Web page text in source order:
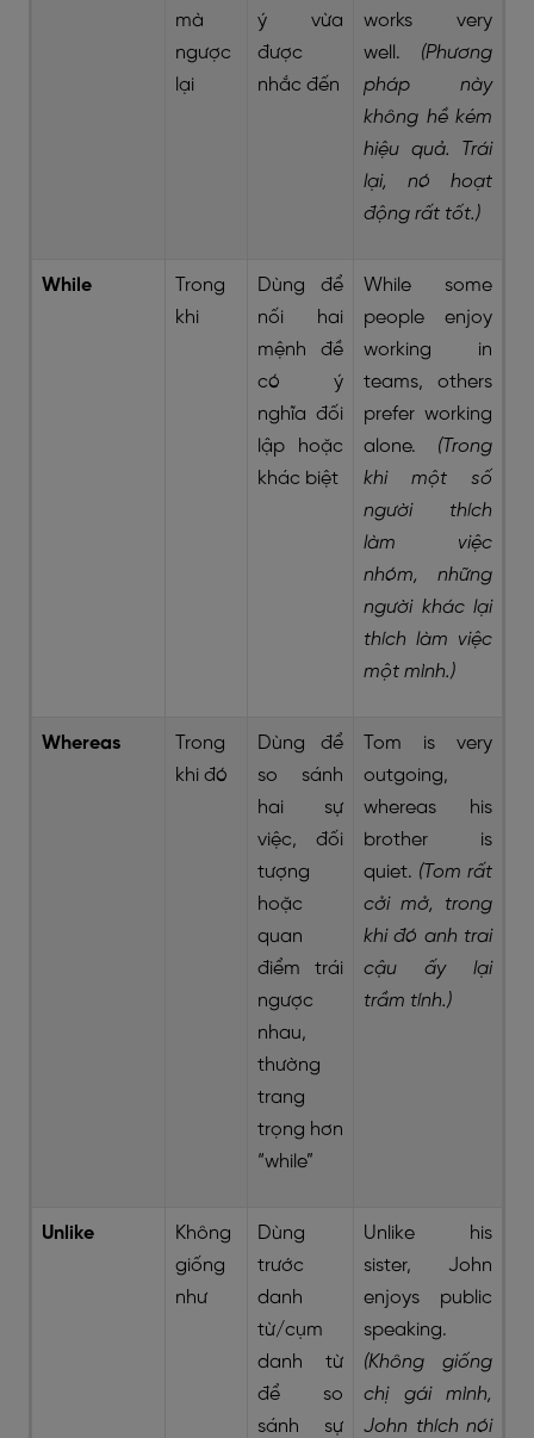
mà
ngược
lại
ý vừa
được
nhắc đến
works very
well. (Phương
pháp này
không hề kém
hiệu quả. Trái
lại, nó hoạt
động rất tốt.)
While
Trong
khi
Dùng để
nối hai
mệnh đề
có ý
nghĩa đối
lập hoặc
khác biệt
While some
people enjoy
working in
teams, others
prefer working
alone. (Trong
khi một số
người thích
làm việc
nhóm, những
người khác lại
thích làm việc
một mình.)
Whereas
Trong
khi đó
Dùng để
so sánh
hai sự
việc, đối
tượng
hoặc
quan
điểm trái
ngược
nhau,
thường
trang
trọng hơn
“while”
Tom is very
outgoing,
whereas his
brother is
quiet. (Tom rất
cởi mở, trong
khi đó anh trai
cậu ấy lại
trầm tính.)
Unlike
Không
giống
như
Dùng
trước
danh
từ/cụm
danh từ
để so
sánh sự
Unlike his
sister, John
enjoys public
speaking.
(Không giống
chị gái mình,
John thích nói